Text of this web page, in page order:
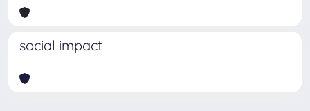
social impact